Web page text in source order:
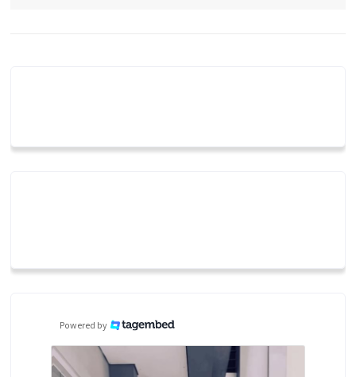
Powered by